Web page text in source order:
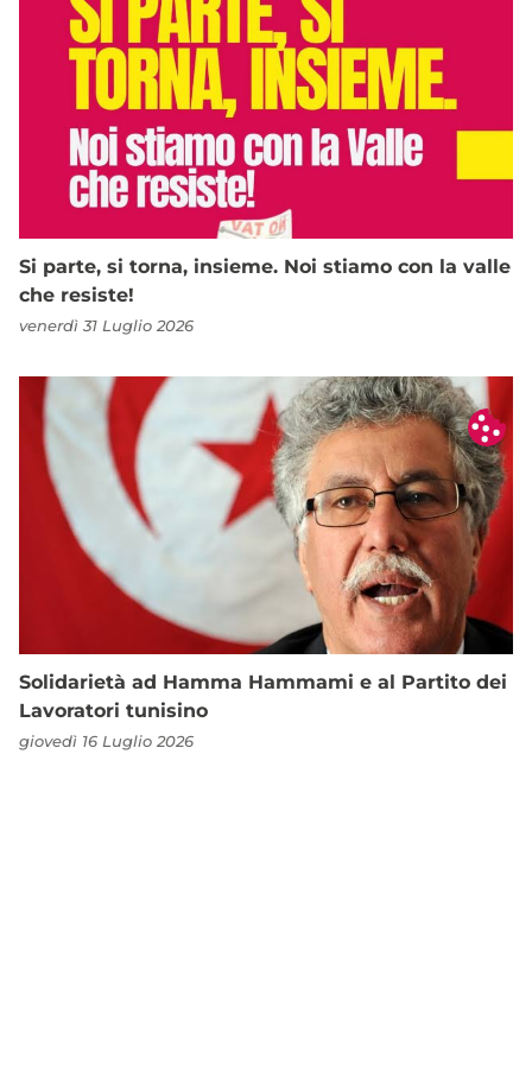
Si parte, si torna, insieme. Noi stiamo con la valle
che resiste!
venerdì 31 Luglio 2026
Solidarietà ad Hamma Hammami e al Partito dei
Lavoratori tunisino
giovedì 16 Luglio 2026